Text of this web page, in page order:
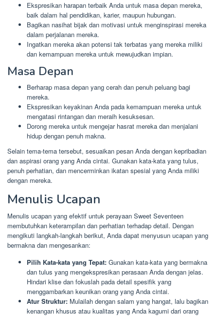
Ekspresikan harapan terbaik Anda untuk masa depan mereka,
baik dalam hal pendidikan, karier, maupun hubungan.
Bagikan nasihat bijak dan motivasi untuk menginspirasi mereka
dalam perjalanan mereka.
Ingatkan mereka akan potensi tak terbatas yang mereka miliki
dan kemampuan mereka untuk mewujudkan impian.
Masa Depan
Berharap masa depan yang cerah dan penuh peluang bagi
mereka.
Ekspresikan keyakinan Anda pada kemampuan mereka untuk
mengatasi rintangan dan meraih kesuksesan.
Dorong mereka untuk mengejar hasrat mereka dan menjalani
hidup dengan penuh makna.
Selain tema-tema tersebut, sesuaikan pesan Anda dengan kepribadian
dan aspirasi orang yang Anda cintai. Gunakan kata-kata yang tulus,
penuh perhatian, dan mencerminkan ikatan spesial yang Anda miliki
dengan mereka.
Menulis Ucapan
Menulis ucapan yang efektif untuk perayaan Sweet Seventeen
membutuhkan keterampilan dan perhatian terhadap detail. Dengan
mengikuti langkah-langkah berikut, Anda dapat menyusun ucapan yang
bermakna dan mengesankan:
Pilih Kata-kata yang Tepat: Gunakan kata-kata yang bermakna
dan tulus yang mengekspresikan perasaan Anda dengan jelas.
Hindari klise dan fokuslah pada detail spesifik yang
menggambarkan keunikan orang yang Anda cintai.
Atur Struktur: Mulailah dengan salam yang hangat, lalu bagikan
kenangan khusus atau kualitas yang Anda kagumi dari orang